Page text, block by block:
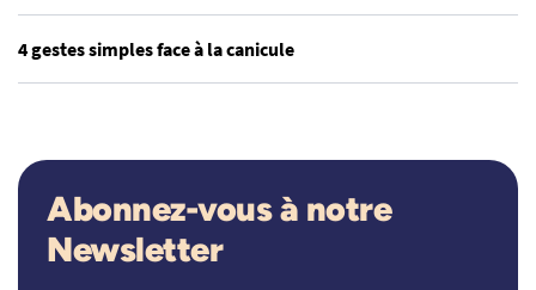
4 gestes simples face à la canicule
Abonnez-vous à notre
Newsletter